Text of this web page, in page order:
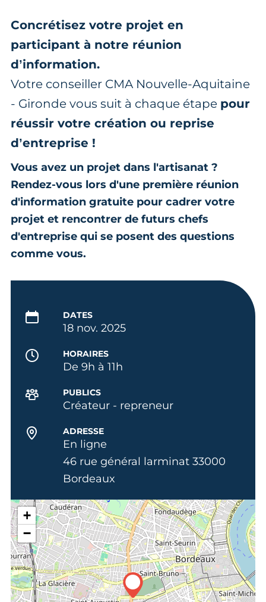
Concrétisez votre projet en
participant à notre réunion
d’information.
Votre conseiller CMA Nouvelle-Aquitaine
- Gironde vous suit à chaque étape pour
réussir votre création ou reprise
d’entreprise !
Vous avez un projet dans l'artisanat ?
Rendez-vous lors d'une première réunion
d'information gratuite pour cadrer votre
projet et rencontrer de futurs chefs
d'entreprise qui se posent des questions
comme vous.
DATES
18 nov. 2025
HORAIRES
De 9h à 11h
PUBLICS
Créateur - repreneur
ADRESSE
En ligne
46 rue général larminat 33000
Bordeaux
+
−